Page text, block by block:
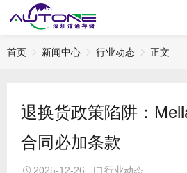
首页 新闻中心 行业动态 正文
退换货政策陷阱：
合同必加条款
2025-12-26 行业动态